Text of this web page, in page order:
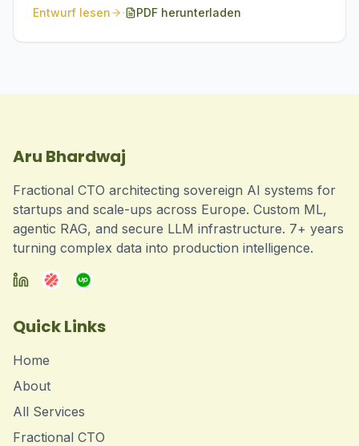
Entwurf lesen · PDF herunterladen
Aru Bhardwaj
Fractional CTO architecting sovereign AI systems for
startups and scale-ups across Europe. Custom ML,
agentic RAG, and secure LLM infrastructure. 7+ years
turning complex data into production intelligence.
Quick Links
Home
About
All Services
Fractional CTO